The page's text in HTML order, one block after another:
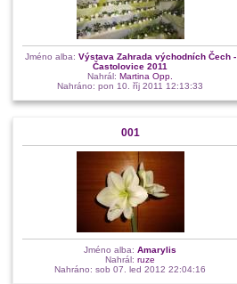
Jméno alba: Výstava Zahrada východních Čech -
Častolovice 2011
Nahrál: Martina Opp.
Nahráno: pon 10. říj 2011 12:13:33
001
Jméno alba: Amarylis
Nahrál: ruze
Nahráno: sob 07. led 2012 22:04:16